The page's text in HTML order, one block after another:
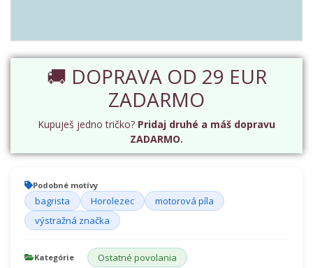
🚚 DOPRAVA OD 29 EUR
ZADARMO
Kupuješ jedno tričko? Pridaj druhé a máš dopravu
ZADARMO.
Podobné motívy
bagrista Horolezec
motorová píla
výstražná značka
Kategórie Ostatné povolania